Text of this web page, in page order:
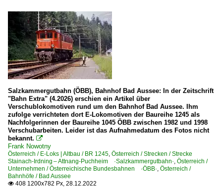
Salzkammergutbahn (ÖBB), Bahnhof Bad Aussee: In der Zeitschrift
"Bahn Extra" (4.2026) erschien ein Artikel über
Verschublokomotiven rund um den Bahnhof Bad Aussee. Ihm
zufolge verrichteten dort E-Lokomotiven der Baureihe 1245 als
Nachfolgerinnen der Baureihe 1045 ÖBB zwischen 1982 und 1998
Verschubarbeiten. Leider ist das Aufnahmedatum des Fotos nicht
bekannt. 
Frank Nowotny
Österreich / E-Loks | Altbau / BR 1245, Österreich / Strecken / Strecke
Stainach-Irdning – Attnang-Puchheim ·Salzkammergutbahn·, Österreich /
Unternehmen / Österreichische Bundesbahnen ·ÖBB·, Österreich /
Bahnhöfe / Bad Aussee
 408 1200x782 Px, 28.12.2022